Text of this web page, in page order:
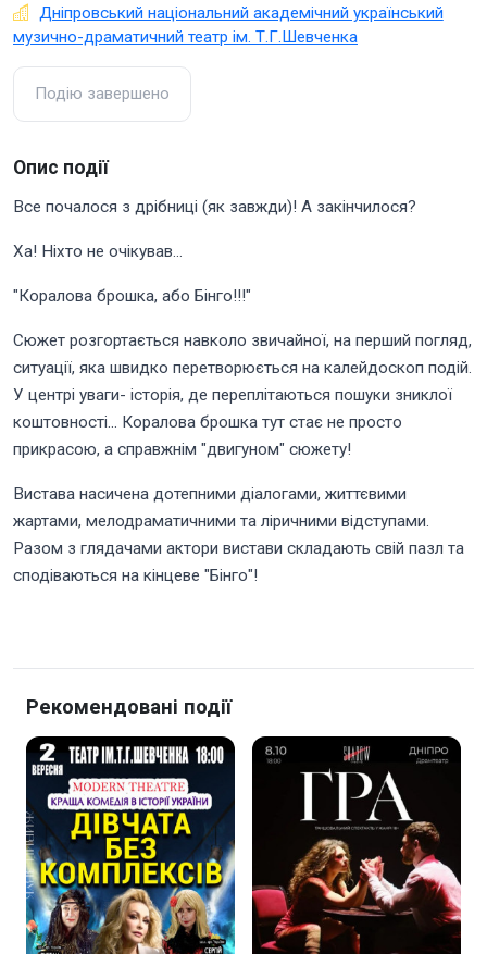
Дніпровський національний академічний український
музично-драматичний театр ім. Т.Г.Шевченка
Подію завершено
Опис події
Все почалося з дрібниці (як завжди)! А закінчилося?
Ха! Ніхто не очікував...
"Коралова брошка, або Бінго!!!"
Сюжет розгортається навколо звичайної, на перший погляд,
ситуації, яка швидко перетворюється на калейдоскоп подій.
У центрі уваги- історія, де переплітаються пошуки зниклої
коштовності... Коралова брошка тут стає не просто
прикрасою, а справжнім "двигуном" сюжету!
Вистава насичена дотепними діалогами, життєвими
жартами, мелодраматичними та ліричними відступами.
Разом з глядачами актори вистави складають свій пазл та
сподіваються на кінцеве "Бінго"!
Рекомендовані події